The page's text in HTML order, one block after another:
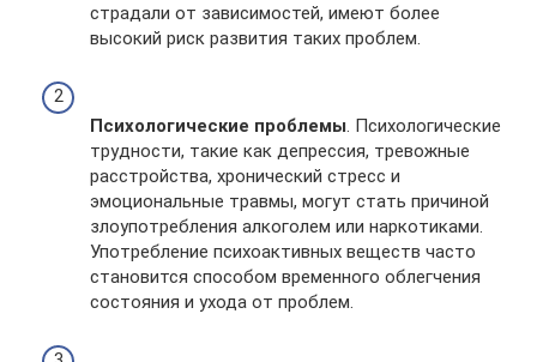
страдали от зависимостей, имеют более
высокий риск развития таких проблем.
Психологические проблемы . Психологические
трудности, такие как депрессия, тревожные
расстройства, хронический стресс и
эмоциональные травмы, могут стать причиной
злоупотребления алкоголем или наркотиками.
Употребление психоактивных веществ часто
становится способом временного облегчения
состояния и ухода от проблем.